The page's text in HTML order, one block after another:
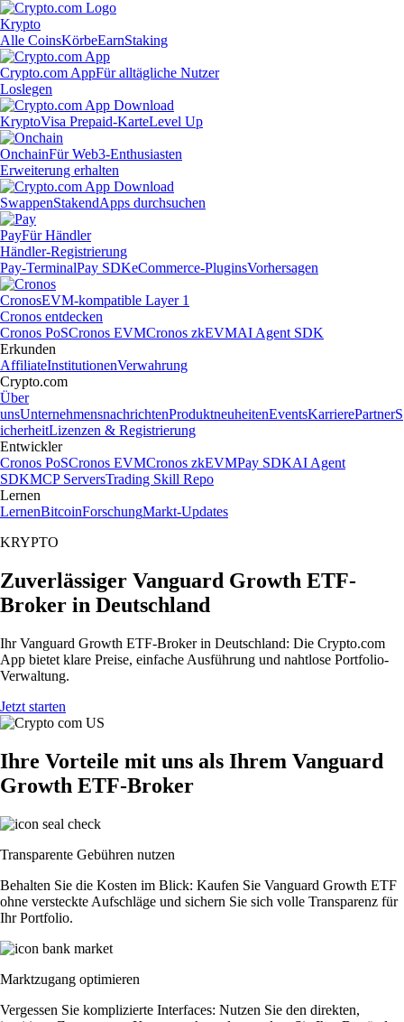
Krypto
Alle CoinsKörbeEarnStaking
Crypto.com AppFür alltägliche Nutzer
Loslegen
KryptoVisa Prepaid-KarteLevel Up
OnchainFür Web3-Enthusiasten
Erweiterung erhalten
SwappenStakendApps durchsuchen
PayFür Händler
Händler-Registrierung
Pay-TerminalPay SDKeCommerce-PluginsVorhersagen
CronosEVM-kompatible Layer 1
Cronos entdecken
Cronos PoSCronos EVMCronos zkEVMAI Agent SDK
Erkunden
AffiliateInstitutionenVerwahrung
Crypto.com
Über
unsUnternehmensnachrichtenProduktneuheitenEventsKarrierePartnerS
icherheitLizenzen & Registrierung
Entwickler
Cronos PoSCronos EVMCronos zkEVMPay SDKAI Agent
SDKMCP ServersTrading Skill Repo
Lernen
LernenBitcoinForschungMarkt-Updates
KRYPTO
Zuverlässiger Vanguard Growth ETF-
Broker in Deutschland
Ihr Vanguard Growth ETF-Broker in Deutschland: Die Crypto.com
App bietet klare Preise, einfache Ausführung und nahtlose Portfolio-
Verwaltung.
Jetzt starten
Ihre Vorteile mit uns als Ihrem Vanguard
Growth ETF-Broker
Transparente Gebühren nutzen
Behalten Sie die Kosten im Blick: Kaufen Sie Vanguard Growth ETF
ohne versteckte Aufschläge und sichern Sie sich volle Transparenz für
Ihr Portfolio.
Marktzugang optimieren
Vergessen Sie komplizierte Interfaces: Nutzen Sie den direkten,